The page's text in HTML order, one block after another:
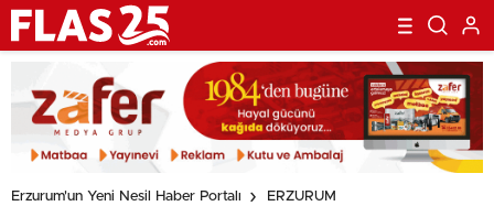
Erzurum'un Yeni Nesil Haber Portalı
ERZURUM